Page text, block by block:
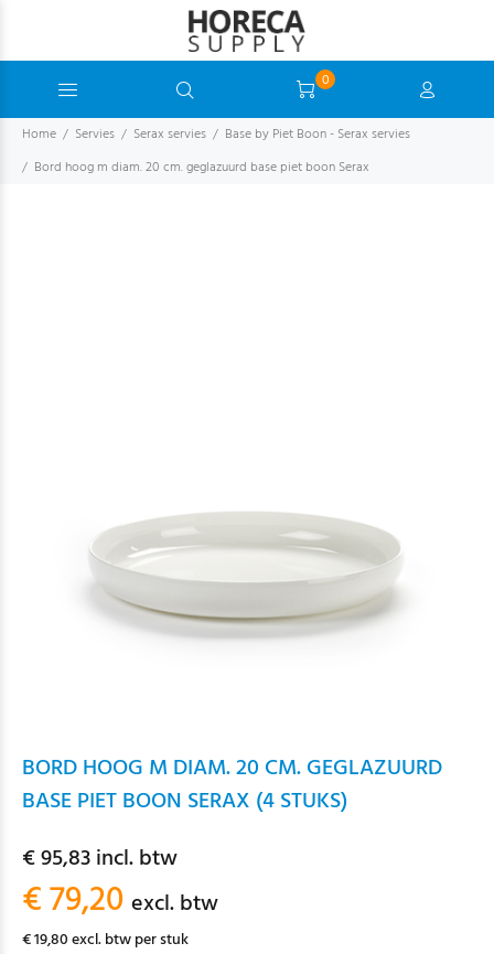
0
Home Servies Serax servies
Base by Piet Boon - Serax servies
Bord hoog m diam. 20 cm. geglazuurd base piet boon Serax
BORD HOOG M DIAM. 20 CM. GEGLAZUURD
BASE PIET BOON SERAX (4 STUKS)
€ 95,83 incl. btw
€ 79,20 excl. btw
€ 19,80 excl. btw per stuk